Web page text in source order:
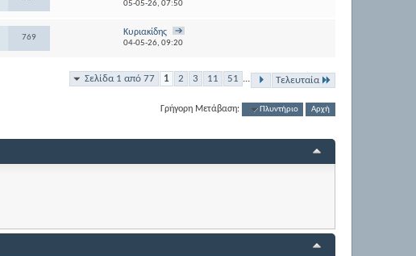
05-05-26, 07:50
769
Κυριακίδης
04-05-26, 09:20
Σελίδα 1 από 77 1 2 3 11 51 ... Τελευταία
Γρήγορη Μετάβαση: Πλυντήριο Αρχή